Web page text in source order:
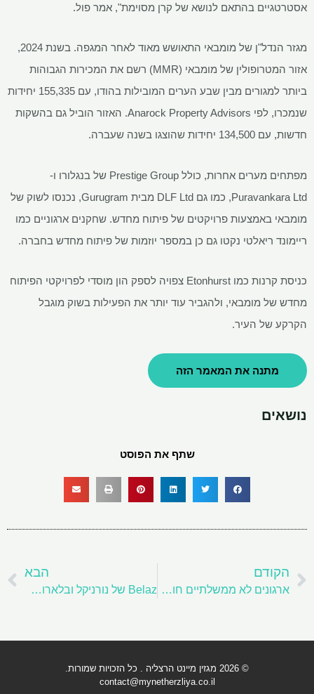
אסטרטגיים בהתאם לנושא של קרן מסוימת", אמר פול.
מגזר הנדל"ן של מומבאי התאושש מאוד לאחר המגפה. בשנת 2024,
אזור המטרופולין של מומבאי (MMR) רשם את המכירות הגבוהות
ביותר למגורים מבין שבע הערים המובילות בהודו, עם 155,335 יחידות
שנמכרו, לפי Anarock Property Advisors. האזור הוביל גם בהשקות
חדשות, עם 134,500 יחידות שהוצגו בשנה שעברה.
מפתחים מערים אחרות, כולל Prestige Group של בנגלורו ו-
Puravankara Ltd, כמו גם DLF Ltd מבית Gurugram, נכנסו לשוק של
מומבאי באמצעות פרויקטים של פיתוח מחדש. שחקנים ארגוניים כמו
ריימונד ריאלטי נקטו גם כן במספר יוזמות של פיתוח מחדש בחברה.
כניסת קרנות כמו Etonhurst צפויה לספק הון מוסדי לפרויקטי הפיתוח
מחדש של מומבאי, ולהגביר עוד יותר את הפעילות בשוק מוגבל
הקרקע של העיר.
מתנה את המאמר הזה
נושאים
שתף את הפוסט
קודם
הקודם
ארגונים לא ממשלתיים חושפים גל עולמי במכרות פחם חדשים, הרחבות
הבא
Belaz של נורניקל ובלארוס חותמים על הסכם להחלפת מכונות מערביות בשוק הרוסי
© 2026 מגזין מיינט הרצליה . כל הזכויות שמורות.
contact@mynetherzliya.co.il